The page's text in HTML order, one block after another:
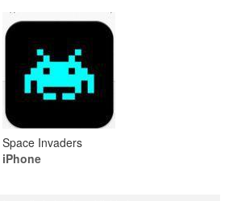
Space Invaders
iPhone